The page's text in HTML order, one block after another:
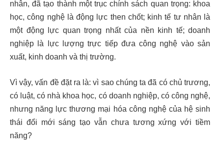
nhân, đã tạo thành một trục chính sách quan trọng: khoa
học, công nghệ là động lực then chốt; kinh tế tư nhân là
một động lực quan trọng nhất của nền kinh tế; doanh
nghiệp là lực lượng trực tiếp đưa công nghệ vào sản
xuất, kinh doanh và thị trường.
Vì vậy, vấn đề đặt ra là: vì sao chúng ta đã có chủ trương,
có luật, có nhà khoa học, có doanh nghiệp, có công nghệ,
nhưng năng lực thương mại hóa công nghệ của hệ sinh
thái đổi mới sáng tạo vẫn chưa tương xứng với tiềm
năng?